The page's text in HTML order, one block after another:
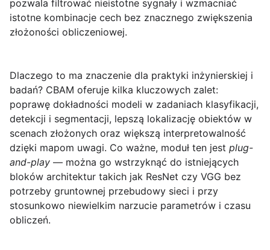
pozwala filtrować nieistotne sygnały i wzmacniać
istotne kombinacje cech bez znacznego zwiększenia
złożoności obliczeniowej.
Dlaczego to ma znaczenie dla praktyki inżynierskiej i
badań? CBAM oferuje kilka kluczowych zalet:
poprawę dokładności modeli w zadaniach klasyfikacji,
detekcji i segmentacji, lepszą lokalizację obiektów w
scenach złożonych oraz większą interpretowalność
dzięki mapom uwagi. Co ważne, moduł ten jest plug-
and-play — można go wstrzyknąć do istniejących
bloków architektur takich jak ResNet czy VGG bez
potrzeby gruntownej przebudowy sieci i przy
stosunkowo niewielkim narzucie parametrów i czasu
obliczeń.